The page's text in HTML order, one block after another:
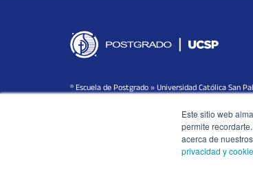
Este sitio web
permite
acerca de
privacidad y
® Escuela de Postgrado » Universidad Católica San